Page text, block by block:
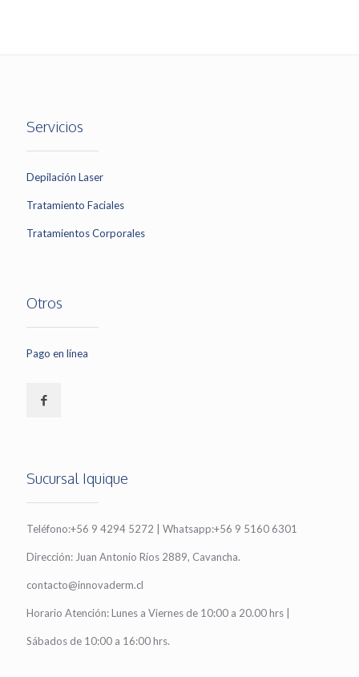
Servicios
Depilación Laser
Tratamiento Faciales
Tratamientos Corporales
Otros
Pago en línea
Sucursal Iquique
Teléfono:+56 9 4294 5272 | Whatsapp:+56 9 5160 6301
Dirección: Juan Antonio Ríos 2889, Cavancha.
contacto@innovaderm.cl
Horario Atención: Lunes a Viernes de 10:00 a 20.00 hrs |
Sábados de 10:00 a 16:00 hrs.